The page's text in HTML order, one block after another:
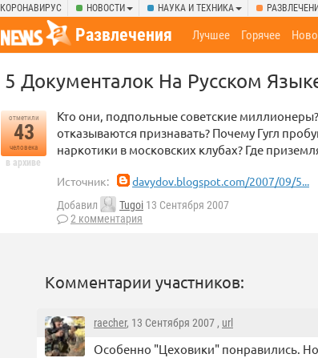
КОРОНАВИРУС НОВОСТИ НАУКА И ТЕХНИКА
Развлечения Лучшее Горячее
5 Документалок На Русском
отметили
43
человека
в архиве
Кто они, подпольные советские
отказываются признавать? Почему Гугл
наркотики в московских клубах? Где
Источник: davydov.blogspot.com/2007/09/5...
Добавил Tugoi 13 Сентября 2007
2 комментария
Комментарии участников:
raecher, 13 Сентября 2007 , url
Особенно "Цеховики" понравились.